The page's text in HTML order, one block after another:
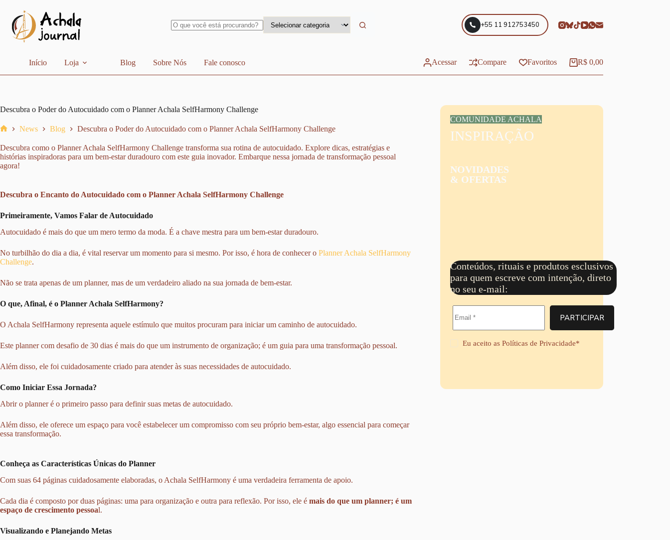
conteúdo
+55 11 912753450
Início Loja Blog Sobre Nós Fale conosco Acessar Compare Favoritos Carrinho
R$0,00
Descubra o Poder do Autocuidado com o Planner Achala SelfHarmony Challenge
News Blog Descubra o Poder do Autocuidado com o Planner Achala SelfHarmony Challenge
Descubra como o Planner Achala SelfHarmony Challenge transforma sua rotina de autocuidado. Explore dicas, estratégias e
histórias inspiradoras para um bem-estar duradouro com este guia inovador. Embarque nessa jornada de transformação pessoal
agora!
Descubra o Encanto do Autocuidado com o Planner Achala SelfHarmony Challenge
Primeiramente, Vamos Falar de Autocuidado
Autocuidado é mais do que um mero termo da moda. É a chave mestra para um bem-estar duradouro.
No turbilhão do dia a dia, é vital reservar um momento para si mesmo. Por isso, é hora de conhecer o Planner Achala SelfHarmony
Challenge.
Não se trata apenas de um planner, mas de um verdadeiro aliado na sua jornada de bem-estar.
O que, Afinal, é o Planner Achala SelfHarmony?
O Achala SelfHarmony representa aquele estímulo que muitos procuram para iniciar um caminho de autocuidado.
Este planner com desafio de 30 dias é mais do que um instrumento de organização; é um guia para uma transformação pessoal.
Além disso, ele foi cuidadosamente criado para atender às suas necessidades de autocuidado.
Como Iniciar Essa Jornada?
Abrir o planner é o primeiro passo para definir suas metas de autocuidado.
Além disso, ele oferece um espaço para você estabelecer um compromisso com seu próprio bem-estar, algo essencial para começar
essa transformação.
Conheça as Características Únicas do Planner
Com suas 64 páginas cuidadosamente elaboradas, o Achala SelfHarmony é uma verdadeira ferramenta de apoio.
Cada dia é composto por duas páginas: uma para organização e outra para reflexão. Por isso, ele é mais do que um planner; é um
espaço de crescimento pessoal.
Visualizando e Planejando Metas
COMUNIDADE ACHALA
INSPIRAÇÃO
NOVIDADES
& OFERTAS
Conteúdos, rituais e produtos esclusivos
para quem escreve com intenção, direto
no seu e-mail:
PARTICIPAR
Eu aceito asPolíticas de Privacidade*